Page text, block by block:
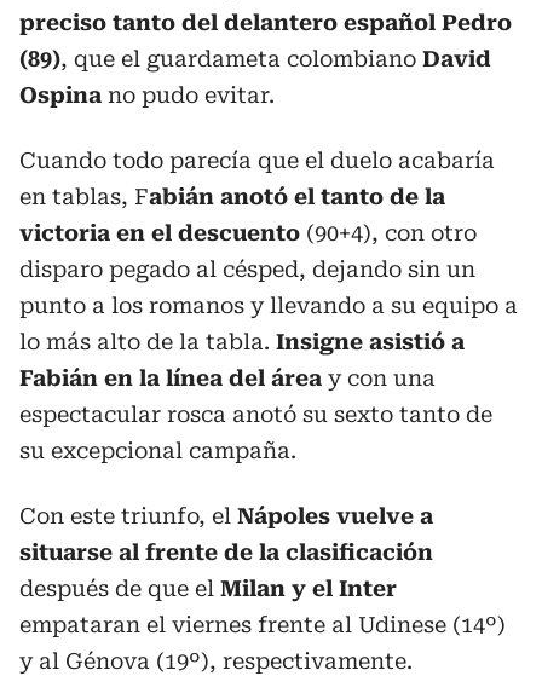
preciso tanto del delantero español Pedro
(89), que el guardameta colombiano David
Ospina no pudo evitar.
Cuando todo parecía que el duelo acabaría
en tablas, Fabián anotó el tanto de la
victoria en el descuento (90+4), con otro
disparo pegado al césped, dejando sin un
punto a los romanos y llevando a su equipo a
lo más alto de la tabla. Insigne asistió a
Fabián en la línea del área y con una
espectacular rosca anotó su sexto tanto de
su excepcional campaña.
Con este triunfo, el Nápoles vuelve a
situarse al frente de la clasificación
después de que el Milan y el Inter
empataran el viernes frente al Udinese (14º)
y al Génova (19º), respectivamente.